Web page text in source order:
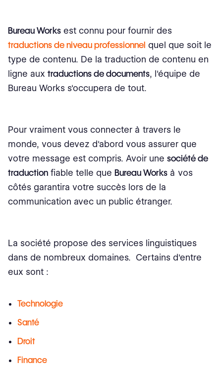
Bureau Works est connu pour fournir des
traductions de niveau professionnel quel que soit le
type de contenu. De la traduction de contenu en
ligne aux traductions de documents, l'équipe de
Bureau Works s'occupera de tout.
Pour vraiment vous connecter à travers le
monde, vous devez d'abord vous assurer que
votre message est compris. Avoir une société de
traduction fiable telle que Bureau Works à vos
côtés garantira votre succès lors de la
communication avec un public étranger.
La société propose des services linguistiques
dans de nombreux domaines. Certains d'entre
eux sont :
Technologie
Santé
Droit
Finance